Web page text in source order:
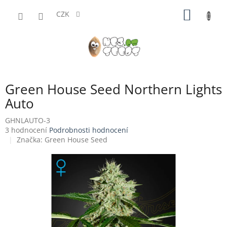
CZK
Green House Seed Northern Lights
Auto
GHNLAUTO-3
Průměrné
hodnocení
3 hodnocení Podrobnosti hodnocení
Značka: Green House Seed